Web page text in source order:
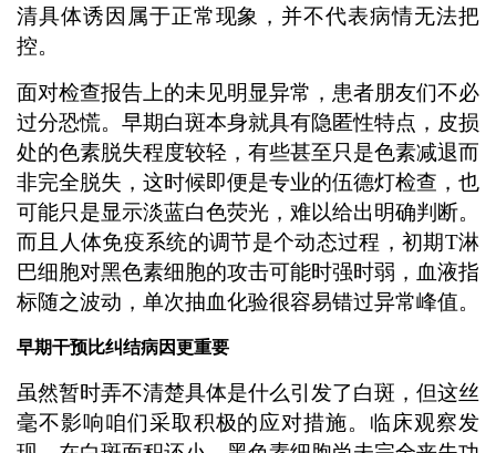
清具体诱因属于正常现象，并不代表病情无法把
控。
面对检查报告上的未见明显异常，患者朋友们不必
过分恐慌。早期白斑本身就具有隐匿性特点，皮损
处的色素脱失程度较轻，有些甚至只是色素减退而
非完全脱失，这时候即便是专业的伍德灯检查，也
可能只是显示淡蓝白色荧光，难以给出明确判断。
而且人体免疫系统的调节是个动态过程，初期T淋
巴细胞对黑色素细胞的攻击可能时强时弱，血液指
标随之波动，单次抽血化验很容易错过异常峰值。
早期干预比纠结病因更重要
虽然暂时弄不清楚具体是什么引发了白斑，但这丝
毫不影响咱们采取积极的应对措施。临床观察发